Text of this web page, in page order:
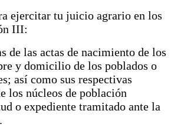
ejercitar tu juicio agrario en los
III:
de las actas de nacimiento de los
y domicilio de los poblados o
así como sus respectivas
los núcleos de población
o expediente tramitado ante la